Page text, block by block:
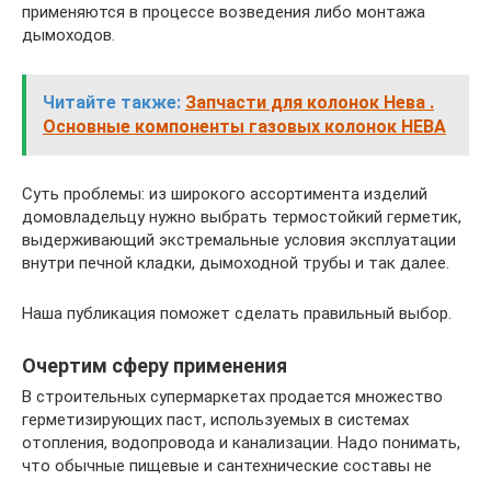
применяются в процессе возведения либо монтажа
дымоходов.
Читайте также: Запчасти для колонок Нева .
Основные компоненты газовых колонок НЕВА
Суть проблемы: из широкого ассортимента изделий
домовладельцу нужно выбрать термостойкий герметик,
выдерживающий экстремальные условия эксплуатации
внутри печной кладки, дымоходной трубы и так далее.
Наша публикация поможет сделать правильный выбор.
Очертим сферу применения
В строительных супермаркетах продается множество
герметизирующих паст, используемых в системах
отопления, водопровода и канализации. Надо понимать,
что обычные пищевые и сантехнические составы не